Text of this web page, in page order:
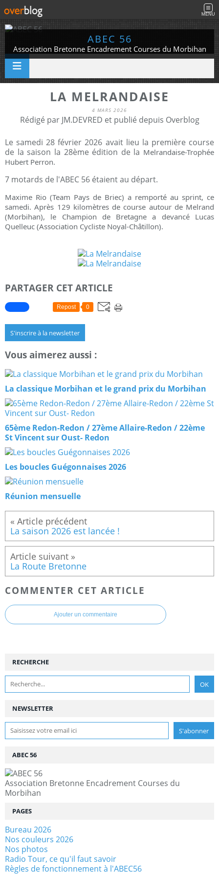
MENU
ABEC 56
Association Bretonne Encadrement Courses du Morbihan
LA MELRANDAISE
4 MARS 2026
Rédigé par JM.DEVRED et publié depuis Overblog
Le samedi 28 février 2026 avait lieu la première course
de la saison la 28ème édition de la Melrandaise-Trophée
Hubert Perron.
7 motards de l'ABEC 56 étaient au départ.
Maxime Rio (Team Pays de Briec) a remporté au sprint, ce
samedi. Après 129 kilomètres de course autour de Melrand
(Morbihan), le Champion de Bretagne a devancé Lucas
Quelleuc (Association Cycliste Noyal-Châtillon).
PARTAGER CET ARTICLE
Repost 0
S'inscrire à la newsletter
Vous aimerez aussi :
La classique Morbihan et le grand prix du Morbihan
65ème Redon-Redon / 27ème Allaire-Redon / 22ème
St Vincent sur Oust- Redon
Les boucles Guégonnaises 2026
Réunion mensuelle
La saison 2026 est lancée !
La Route Bretonne
COMMENTER CET ARTICLE
Ajouter un commentaire
NEWSLETTER
RECHERCHE
ABEC 56
Association Bretonne Encadrement Courses du
Morbihan
PAGES
Bureau 2026
Nos couleurs 2026
Nos photos
Radio Tour, ce qu'il faut savoir
Règles de fonctionnement à l'ABEC56